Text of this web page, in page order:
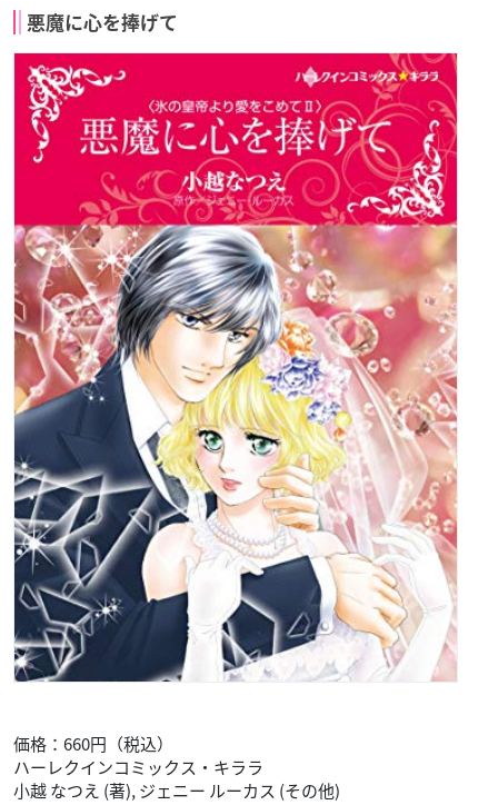
悪魔に心を捧げて
価格：660円（税込）
ハーレクインコミックス・キララ
小越 なつえ (著), ジェニー ルーカス (その他)